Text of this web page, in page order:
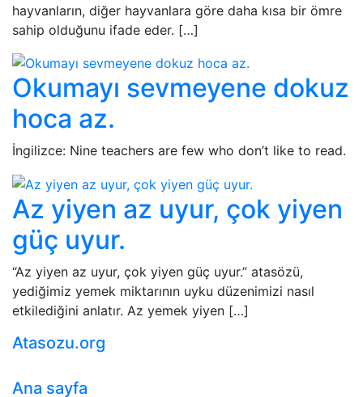
hayvanların, diğer hayvanlara göre daha kısa bir ömre
sahip olduğunu ifade eder. […]
Okumayı sevmeyene dokuz
hoca az.
İngilizce: Nine teachers are few who don’t like to read.
Az yiyen az uyur, çok yiyen
güç uyur.
“Az yiyen az uyur, çok yiyen güç uyur.” atasözü,
yediğimiz yemek miktarının uyku düzenimizi nasıl
etkilediğini anlatır. Az yemek yiyen […]
Atasozu.org
Ana sayfa